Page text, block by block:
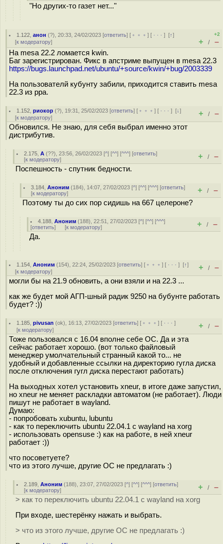
"Но других-то газет нет..."
1.122 ,анон (?), 20:33, 24/02/2023 [ответить] [ ﹢﹢﹢] [ · · ·][↑]
[к модератору]
+2
+ / –
На mesa 22.2 ломается kwin.
Баг зарегистрирован. Фикс в апстриме выпущен в mesa 22.3
https://bugs.launchpad.net/ubuntu/+source/kwin/+bug/2003339
На пользователй кубунту забили, приходится ставить mesa
22.3 из ppa.
1.152 ,риокор (?), 19:31, 25/02/2023 [ответить] [ ﹢﹢﹢] [ · · ·][↓]
[к модератору] + / –
Обновился. Не знаю, для себя выбрал именно этот
дистрибутив.
2.175 ,А (??), 23:56, 26/02/2023 [^] [^^] [^^^] [ответить]
[к модератору] + / –
Поспешность - спутник бедности.
3.184 ,Аноним (184), 14:07, 27/02/2023 [^] [^^] [^^^] [ответить]
[к модератору] + / –
Поэтому ты до сих пор сидишь на 667 целероне?
4.188 ,Аноним (188), 22:51, 27/02/2023 [^] [^^] [^^^]
[ответить] [к модератору] + / –
Да.
1.154 ,Аноним (154), 22:24, 25/02/2023 [ответить] [ ﹢﹢﹢] [ · · ·][↑]
[к модератору] + / –
могли бы на 21.9 обновить, а они взяли и на 22.3 ...
как же будет мой АГП-шный радик 9250 на бубунте работать
будет? :))
1.185 ,pivusan (ok), 16:13, 27/02/2023 [ответить] [ ﹢﹢﹢] [ · · ·]
[к модератору] + / –
Тоже пользовался с 16.04 вполне себе ОС. Да и эта
сейчас работает хорошо. (вот только файловый
менеджер умолчательный странный какой то... не
удобный и добавленные ссылки на директорию гугла диска
после отключения гугл диска перестают работать)
На выходных хотел установить xneur, в итоге даже запустил,
но xneur не меняет раскладки автоматом (не работает). Люди
пишут не работает в wayland.
Думаю:
- попробовать xubuntu, lubuntu
- как то переключить ubuntu 22.04.1 c wayland на xorg
- использовать opensuse :) как на работе, в ней xneur
работает :))
что посоветуете?
что из этого лучше, другие ОС не предлагать :)
2.189 ,Аноним (188), 23:07, 27/02/2023 [^] [^^] [^^^] [ответить]
[к модератору] + / –
> как то переключить ubuntu 22.04.1 c wayland на xorg
При входе, шестерёнку нажать и выбрать.
> что из этого лучше, другие ОС не предлагать :)